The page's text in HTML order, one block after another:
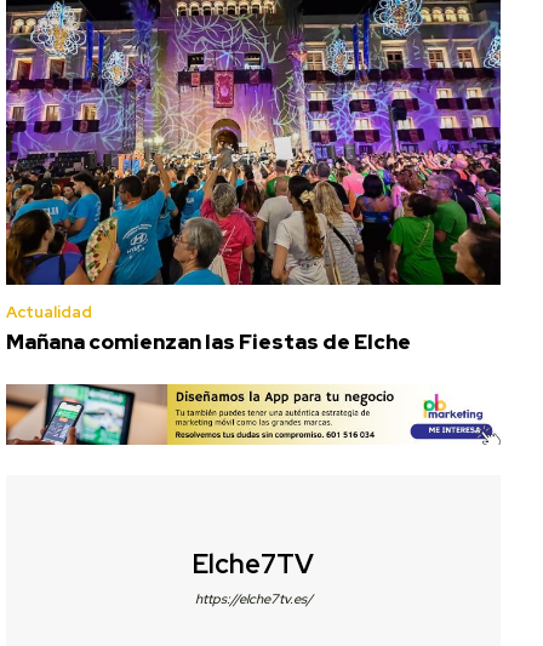
Actualidad
Mañana comienzan las Fiestas de Elche
Elche7TV
https://elche7tv.es/